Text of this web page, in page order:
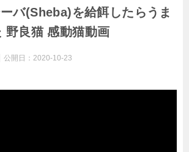
バ(Sheba)を給餌したらうま
野良猫 感動猫動画
公開日： 2020-10-23